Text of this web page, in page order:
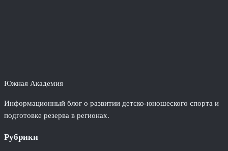
Южная Академия
Информационный блог о развитии детско-юношеского спорта и
подготовке резерва в регионах.
Рубрики